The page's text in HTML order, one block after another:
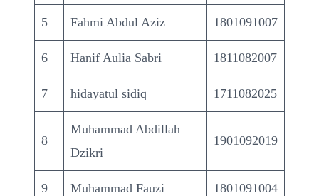
5 Fahmi Abdul Aziz 1801091007
6 Hanif Aulia Sabri 1811082007
7 hidayatul sidiq 1711082025
8
Muhammad Abdillah
Dzikri
1901092019
9 Muhammad Fauzi 1801091004